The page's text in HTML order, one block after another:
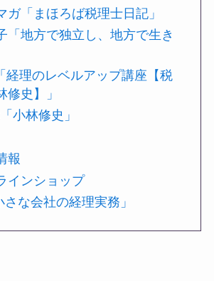
ガ「まほろば税理士日記」
「地方で独立し、地方で生き
経理のレベルアップ講座【税
史】」
小林修史」
報
インショップ
な会社の経理実務」